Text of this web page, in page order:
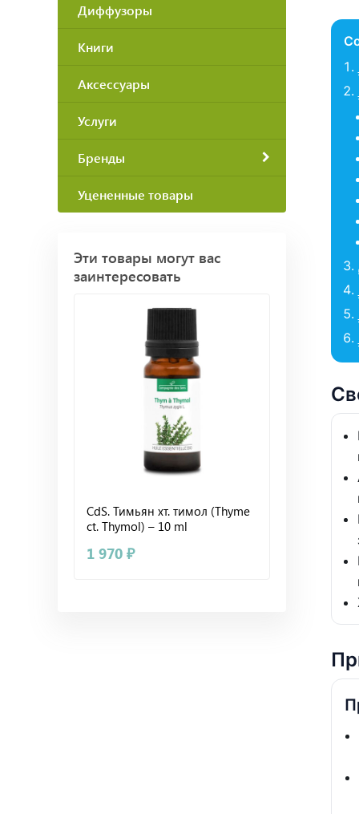
Диффузоры
Книги
Аксессуары
Услуги
Бренды
Уцененные товары
Эти товары могут вас
заинтересовать
CdS. Тимьян хт. тимол (Thyme
ct. Thymol) – 10 ml
1 970 ₽